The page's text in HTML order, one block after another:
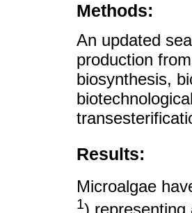
Methods:
An updated
production
biosynthesis,
Results:
Microalgae
1) representing